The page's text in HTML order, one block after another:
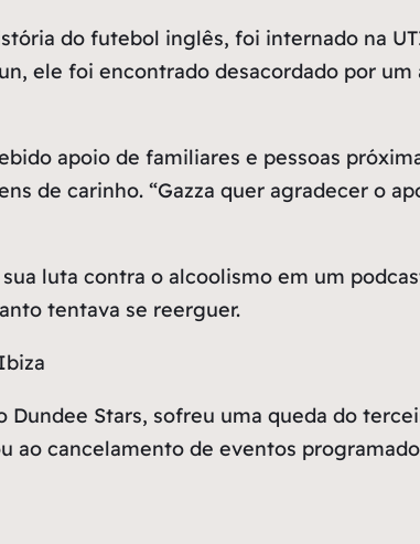
do futebol inglês, foi internado na
ele foi encontrado desacordado por
apoio de familiares e pessoas
de carinho. “Gazza quer agradecer o
luta contra o alcoolismo em um
tentava se reerguer.
Stars, sofreu uma queda do
ao cancelamento de eventos